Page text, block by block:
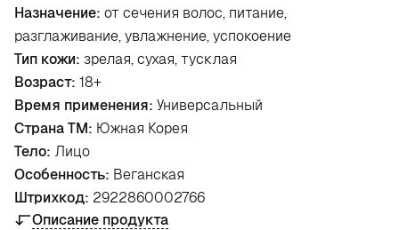
Назначение: от сечения волос, питание,
разглаживание, увлажнение, успокоение
Тип кожи: зрелая, сухая, тусклая
Возраст: 18+
Время применения: Универсальный
Страна ТМ: Южная Корея
Тело: Лицо
Особенность: Веганская
Штрихкод: 2922860002766
Описание продукта